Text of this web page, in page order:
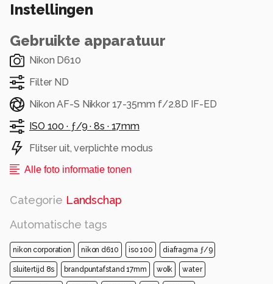
Instellingen
Gebruikte apparatuur
Nikon D610
Filter ND
Nikon AF-S Nikkor 17-35mm f/2.8D IF-ED
ISO 100 · ƒ/9 ·8s · 17mm
Flitser uit, verplichte modus
Alle foto informatie tonen
Categorie Landschap
Automatische tags
nikon corporation nikon d610 iso 100 diafragma ƒ/9
sluitertijd 8s brandpuntafstand 17mm wolk water